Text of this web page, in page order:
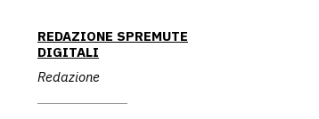
REDAZIONE SPREMUTE
DIGITALI
Redazione